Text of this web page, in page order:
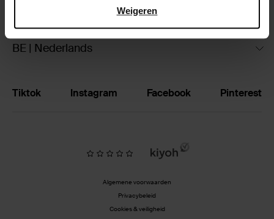
Weigeren
BE | Nederlands
Tiktok Instagram Facebook Pinterest
Algemene voorwaarden
Privacybeleid
Cookies & veiligheid